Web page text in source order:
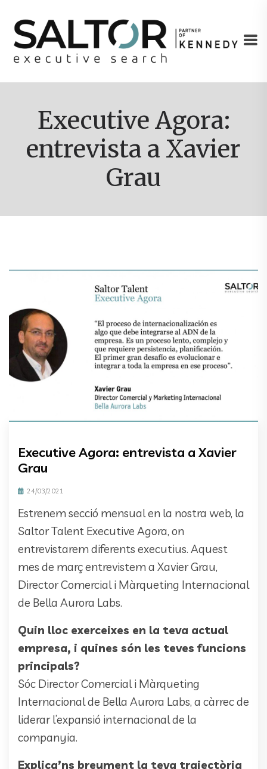
Executive Agora:
entrevista a Xavier
Grau
Executive Agora: entrevista a Xavier
Grau
24/03/2021
Estrenem secció mensual en la nostra web, la
Saltor Talent Executive Agora, on
entrevistarem diferents executius. Aquest
mes de març entrevistem a Xavier Grau,
Director Comercial i Màrqueting Internacional
de Bella Aurora Labs.
Quin lloc exerceixes en la teva actual
empresa, i quines són les teves funcions
principals?
Sóc Director Comercial i Màrqueting
Internacional de Bella Aurora Labs, a càrrec de
liderar l’expansió internacional de la
companyia.
Explica’ns breument la teva trajectòria